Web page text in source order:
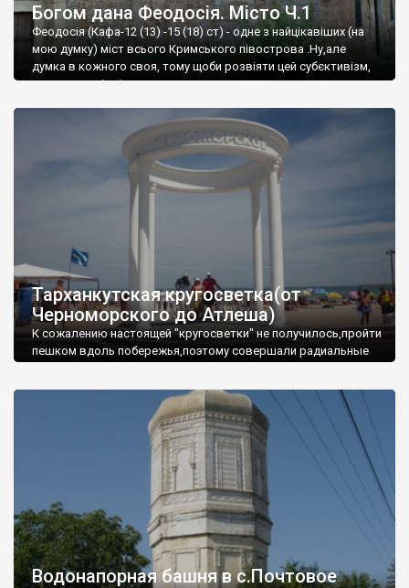
Богом дана Феодосія. Місто Ч.1
Феодосія (Кафа-12 (13) -15 (18) ст) - одне з найцікавіших (на
мою думку) міст всього Кримського півострова .Ну,але
думка в кожного своя, тому щоби розвіяти цей субєктивізм,
запрошую відвідати це
Тарханкутская кругосветка(от
Черноморского до Атлеша)
К сожалению настоящей "кругосветки" не получилось,пройти
пешком вдоль побережья,поэтому совершали радиальные
Водонапорная башня в с.Почтовое